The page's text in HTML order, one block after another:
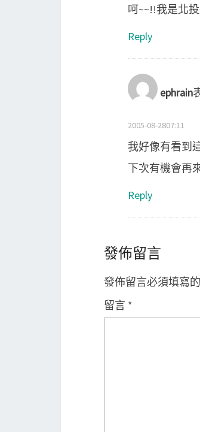
呵~~!!我是北
Reply
ephrain
2005-08-2807:11
我好像有看到
下次有機會再
Reply
發佈留言
發佈留言必須填寫
留言 *